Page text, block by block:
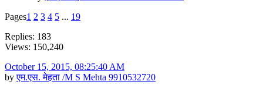
Pages1 2 3 4 5 ... 19
Replies: 183
Views: 150,240
October 15, 2015, 08:25:40 AM
byएम.एस. मेहता /M S Mehta 9910532720